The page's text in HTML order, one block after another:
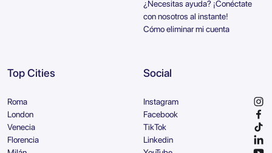
¿Necesitas ayuda? ¡Conéctate
con nosotros al instante!
Cómo eliminar mi cuenta
Top Cities
Roma
London
Venecia
Florencia
Social
Instagram
Facebook
TikTok
Linkedin